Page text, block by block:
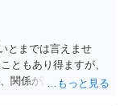
項についても、言い
ることが多いと考え
お気軽にご相談くだ
とまでは言えませ
ともあり得ますが、
関係が認定される余